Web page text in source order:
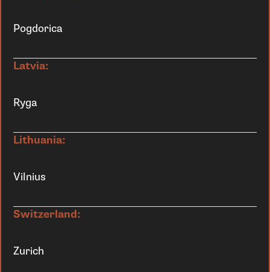
Pogdorica
Latvia:
Ryga
Lithuania:
Vilnius
Switzerland:
Zurich